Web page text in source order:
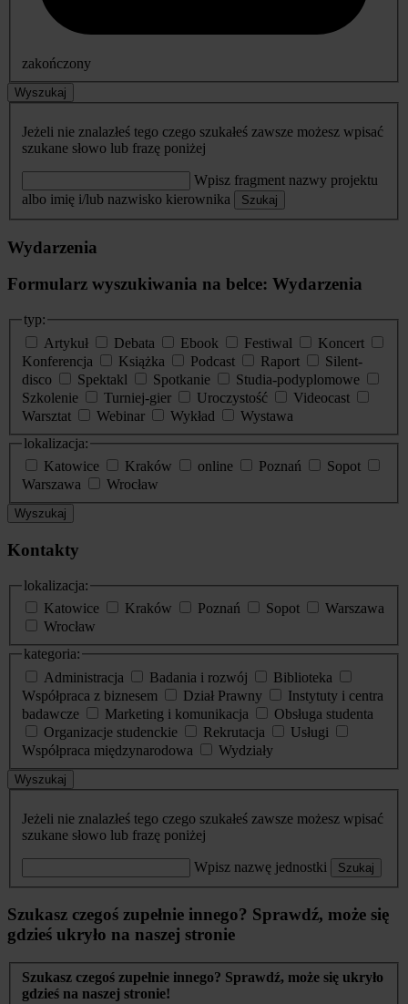
zakończony
Wyszukaj
Jeżeli nie znalazłeś tego czego szukałeś zawsze możesz wpisać
szukane słowo lub frazę poniżej
Wpisz fragment nazwy projektu
albo imię i/lub nazwisko kierownika
Szukaj
Wydarzenia
Formularz wyszukiwania na belce: Wydarzenia
typ:
Artykuł
Debata Ebook Festiwal
Koncert
Konferencja
Książka Podcast Raport
Silent-
disco
Spektakl Spotkanie
Studia-podyplomowe
Szkolenie
Turniej-gier Uroczystość
Videocast
Warsztat
Webinar Wykład
Wystawa
lokalizacja:
Katowice
Kraków online Poznań
Sopot
Warszawa
Wrocław
Wyszukaj
Kontakty
lokalizacja:
Katowice
Kraków Poznań Sopot
Warszawa
Wrocław
kategoria:
Administracja
Badania i rozwój
Biblioteka
Współpraca z biznesem
Dział Prawny
Instytuty i centra
badawcze
Marketing i komunikacja
Obsługa studenta
Organizacje studenckie
Rekrutacja
Usługi
Współpraca międzynarodowa
Wydziały
Wyszukaj
Jeżeli nie znalazłeś tego czego szukałeś zawsze możesz wpisać
szukane słowo lub frazę poniżej
Wpisz nazwę jednostki Szukaj
Szukasz czegoś zupełnie innego? Sprawdź, może się
gdzieś ukryło na naszej stronie
Szukasz czegoś zupełnie innego? Sprawdź, może się ukryło
gdzieś na naszej stronie!